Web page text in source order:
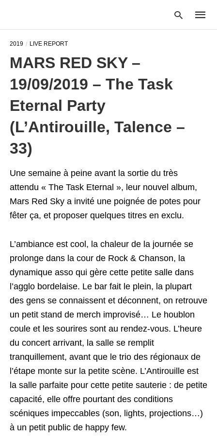
2019 LIVE REPORT
MARS RED SKY –
19/09/2019 – The Task
Eternal Party
(L’Antirouille, Talence –
33)
Une semaine à peine avant la sortie du très
attendu « The Task Eternal », leur nouvel album,
Mars Red Sky a invité une poignée de potes pour
fêter ça, et proposer quelques titres en exclu.
L’ambiance est cool, la chaleur de la journée se
prolonge dans la cour de Rock & Chanson, la
dynamique asso qui gère cette petite salle dans
l’agglo bordelaise. Le bar fait le plein, la plupart
des gens se connaissent et déconnent, on retrouve
un petit stand de merch improvisé… Le houblon
coule et les sourires sont au rendez-vous. L’heure
du concert arrivant, la salle se remplit
tranquillement, avant que le trio des régionaux de
l’étape monte sur la petite scène. L’Antirouille est
la salle parfaite pour cette petite sauterie : de petite
capacité, elle offre pourtant des conditions
scéniques impeccables (son, lights, projections…)
à un petit public de happy few.